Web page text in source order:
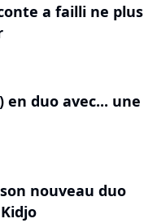
a failli ne plus
en duo avec... une
nouveau duo